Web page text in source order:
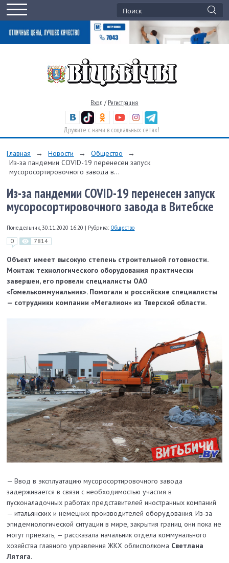
Вход / Регистрация
Дружите с нами в социальных сетях!
Главная → Новости → Общество
→
Из-за пандемии COVID-19 перенесен запуск
мусоросортировочного завода в...
Из-за пандемии COVID-19 перенесен запуск
мусоросортировочного завода в Витебске
Понедельник, 30.11.2020 16:20 | Рубрика: Общество
0 7814
Объект имеет высокую степень строительной готовности.
Монтаж технологического оборудования практически
завершен, его провели специалисты ОАО
«Гомелькоммунальник». Помогали и российские специалисты
— сотрудники компании «Мегалион» из Твер­ской области.
— Ввод в эксплуатацию мусоросортировочного завода
задерживается в связи с необходимостью участия в
пусконаладочных работах представителей иностранных компаний
— итальянских и немецких производителей оборудования. Из-за
эпидемиологической ситуации в мире, закрытия границ они пока не
могут приехать, — рассказала начальник отдела коммунального
хозяйства главного управления ЖКХ облисполкома Светлана
Лятяга.